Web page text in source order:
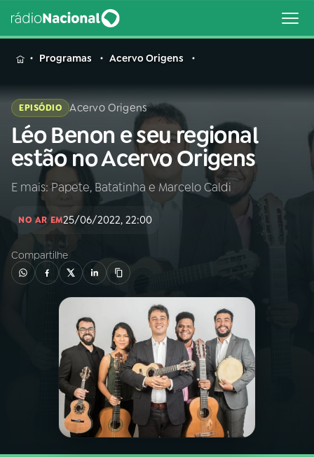
MENU
Buscar
na
Rádio
Nacional
Buscar
01INÍCIO
A RÁDIO
PROGRAMAÇÃO
PROGRAMAS
PODCASTS
Programas Acervo Origens
EPISÓDIO Acervo Origens
Léo Benon e seu regional
estão no Acervo Origens
E mais: Papete, Batatinha e Marcelo Caldi
NO AR EM25/06/2022, 22:00
Compartilhe